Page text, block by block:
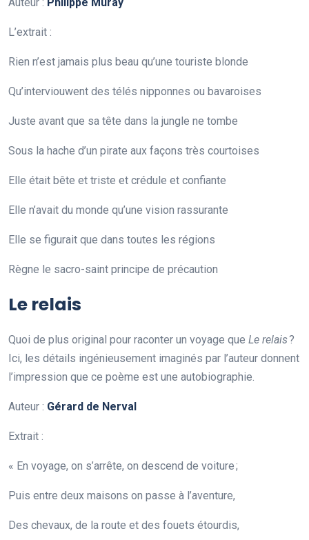
L’extrait :
Rien n’est jamais plus beau qu’une touriste blonde
Qu’interviouwent des télés nipponnes ou bavaroises
Juste avant que sa tête dans la jungle ne tombe
Sous la hache d’un pirate aux façons très courtoises
Elle était bête et triste et crédule et confiante
Elle n’avait du monde qu’une vision rassurante
Elle se figurait que dans toutes les régions
Règne le sacro-saint principe de précaution
Le relais
Quoi de plus original pour raconter un voyage que Le relais?
Ici, les détails ingénieusement imaginés par l’auteur donnent
l’impression que ce poème est une autobiographie.
Auteur : Gérard de Nerval
Extrait :
« En voyage, on s’arrête, on descend de voiture ;
Puis entre deux maisons on passe à l’aventure,
Des chevaux, de la route et des fouets étourdis,